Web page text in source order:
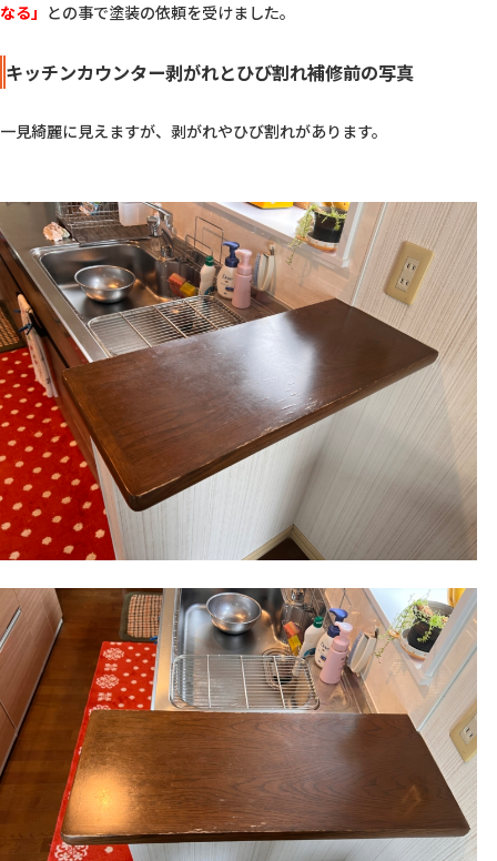
なる」 との事で塗装の依頼を受けました。
キッチンカウンター剥がれとひび割れ補修前の写真
一見綺麗に見えますが、剥がれやひび割れがあります。